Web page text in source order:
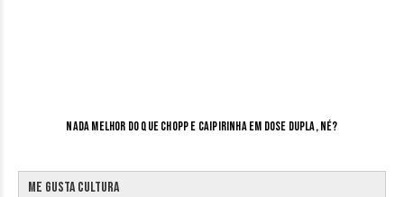
Nada melhor do que chopp e caipirinha em dose dupla, né?
Me Gusta Cultura